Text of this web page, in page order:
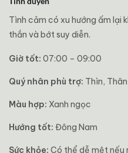
Tình cảm có xu hướng ấm lại
thắn và bớt suy diễn.
Giờ tốt: 07:00 – 09:00
Quý nhân phù trợ: Thìn, Thân
Màu hợp: Xanh ngọc
Hướng tốt: Đông Nam
Sức khỏe: Có thể dễ mệt nếu